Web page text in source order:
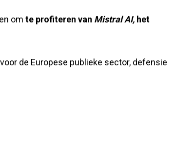
om te profiteren van Mistral AI, het
de Europese publieke sector, defensie